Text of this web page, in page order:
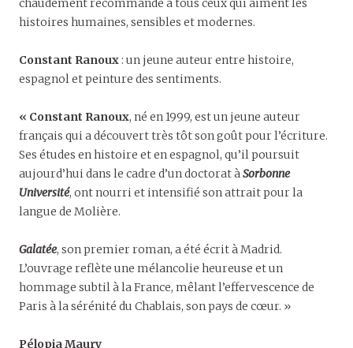
chaudement recommandé à tous ceux qui aiment les
histoires humaines, sensibles et modernes.
Constant Ranoux: un jeune auteur entre histoire,
espagnol et peinture des sentiments.
« Constant Ranoux, né en 1999, est un jeune auteur
français qui a découvert très tôt son goût pour l’écriture.
Ses études en histoire et en espagnol, qu’il poursuit
aujourd’hui dans le cadre d’un doctorat àSorbonne
Université, ont nourri et intensifié son attrait pour la
langue de Molière.
Galatée, son premier roman, a été écrit à Madrid.
L’ouvrage reflète une mélancolie heureuse et un
hommage subtil à la France, mêlant l’effervescence de
Paris à la sérénité du Chablais, son pays de cœur. »
Pélopia Maury